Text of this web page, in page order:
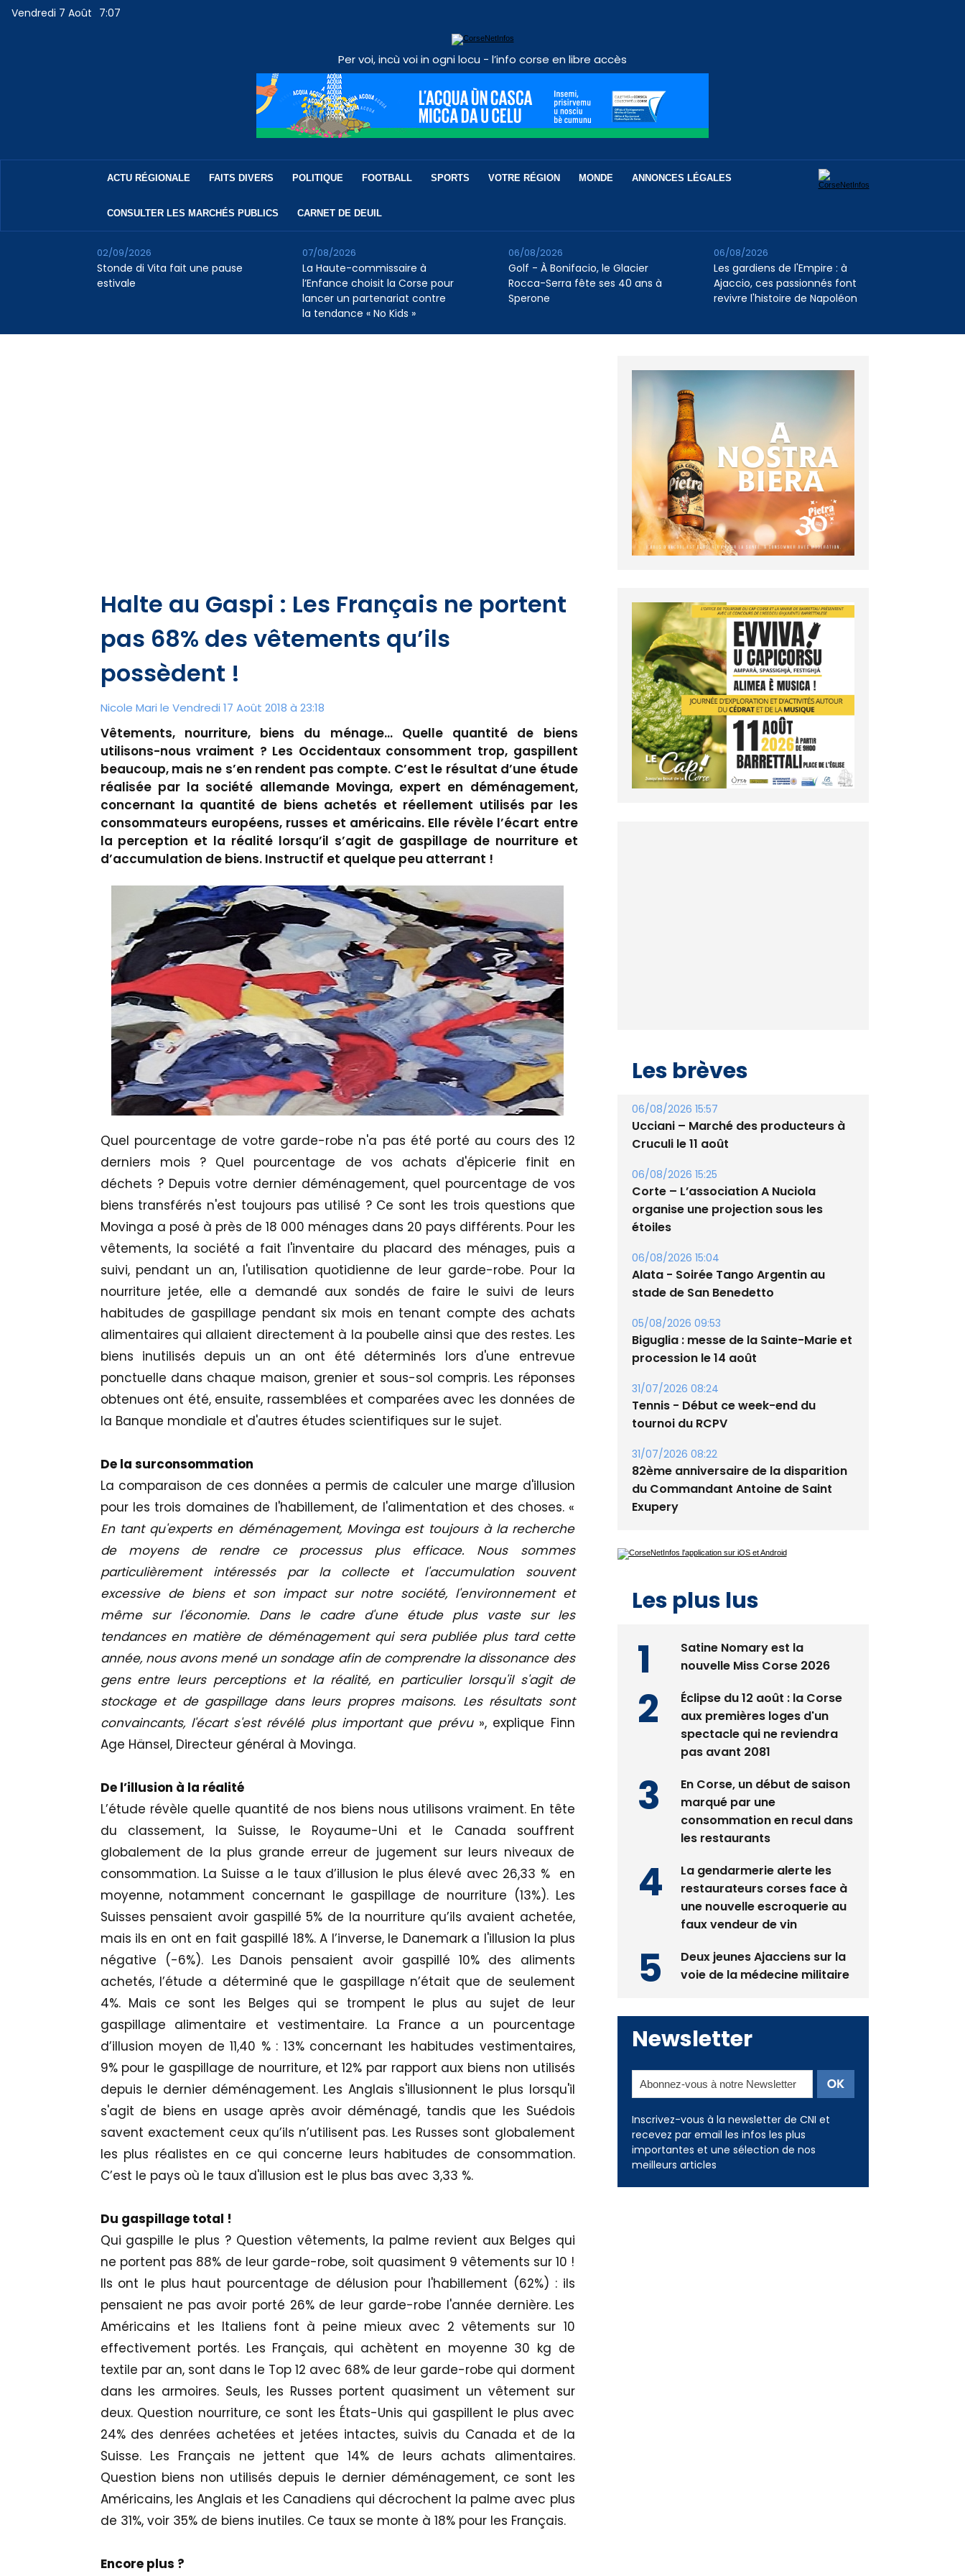
Vendredi 7 Août 7:07
Per voi, incù voi in ogni locu - l’info corse en libre accès
ACTU RÉGIONALE FAITS DIVERS POLITIQUE FOOTBALL SPORTS VOTRE RÉGION MONDE ANNONCES LÉGALES
CONSULTER LES MARCHÉS PUBLICS CARNET DE DEUIL
Stonde di Vita fait une pause
estivale
02/09/2026
La Haute-commissaire à
l’Enfance choisit la Corse pour
lancer un partenariat contre
la tendance « No Kids »
07/08/2026
Golf - À Bonifacio, le Glacier
Rocca-Serra fête ses 40 ans à
Sperone
06/08/2026
Les gardiens de l'Empire : à
Ajaccio, ces passionnés font
revivre l'histoire de Napoléon
06/08/2026
Halte au Gaspi : Les Français ne portent
pas 68% des vêtements qu’ils
possèdent !
Nicole Mari le Vendredi 17 Août 2018 à 23:18
Vêtements, nourriture, biens du ménage… Quelle quantité de biens
utilisons-nous vraiment ? Les Occidentaux consomment trop, gaspillent
beaucoup, mais ne s’en rendent pas compte. C’est le résultat d’une étude
réalisée par la société allemande Movinga, expert en déménagement,
concernant la quantité de biens achetés et réellement utilisés par les
consommateurs européens, russes et américains. Elle révèle l’écart entre
la perception et la réalité lorsqu’il s’agit de gaspillage de nourriture et
d’accumulation de biens. Instructif et quelque peu atterrant !
Quel pourcentage de votre garde-robe n'a pas été porté au cours des 12
derniers mois ? Quel pourcentage de vos achats d'épicerie finit en
déchets ? Depuis votre dernier déménagement, quel pourcentage de vos
biens transférés n'est toujours pas utilisé ? Ce sont les trois questions que
Movinga a posé à près de 18 000 ménages dans 20 pays différents. Pour les
vêtements, la société a fait l'inventaire du placard des ménages, puis a
suivi, pendant un an, l'utilisation quotidienne de leur garde-robe. Pour la
nourriture jetée, elle a demandé aux sondés de faire le suivi de leurs
habitudes de gaspillage pendant six mois en tenant compte des achats
alimentaires qui allaient directement à la poubelle ainsi que des restes. Les
biens inutilisés depuis un an ont été déterminés lors d'une entrevue
ponctuelle dans chaque maison, grenier et sous-sol compris. Les réponses
obtenues ont été, ensuite, rassemblées et comparées avec les données de
la Banque mondiale et d'autres études scientifiques sur le sujet.
De la surconsommation
La comparaison de ces données a permis de calculer une marge d'illusion
pour les trois domaines de l'habillement, de l'alimentation et des choses. «
En tant qu'experts en déménagement, Movinga est toujours à la recherche
de moyens de rendre ce processus plus efficace. Nous sommes
particulièrement intéressés par la collecte et l'accumulation souvent
excessive de biens et son impact sur notre société, l'environnement et
même sur l'économie. Dans le cadre d'une étude plus vaste sur les
tendances en matière de déménagement qui sera publiée plus tard cette
année, nous avons mené un sondage afin de comprendre la dissonance des
gens entre leurs perceptions et la réalité, en particulier lorsqu'il s'agit de
stockage et de gaspillage dans leurs propres maisons. Les résultats sont
convaincants, l'écart s'est révélé plus important que prévu », explique Finn
Age Hänsel, Directeur général à Movinga.
De l’illusion à la réalité
L’étude révèle quelle quantité de nos biens nous utilisons vraiment. En tête
du classement, la Suisse, le Royaume-Uni et le Canada souffrent
globalement de la plus grande erreur de jugement sur leurs niveaux de
consommation. La Suisse a le taux d’illusion le plus élevé avec 26,33 % en
moyenne, notamment concernant le gaspillage de nourriture (13%). Les
Suisses pensaient avoir gaspillé 5% de la nourriture qu’ils avaient achetée,
mais ils en ont en fait gaspillé 18%. A l’inverse, le Danemark a l'illusion la plus
négative (-6%). Les Danois pensaient avoir gaspillé 10% des aliments
achetés, l’étude a déterminé que le gaspillage n’était que de seulement
4%. Mais ce sont les Belges qui se trompent le plus au sujet de leur
gaspillage alimentaire et vestimentaire. La France a un pourcentage
d’illusion moyen de 11,40 % : 13% concernant les habitudes vestimentaires,
9% pour le gaspillage de nourriture, et 12% par rapport aux biens non utilisés
depuis le dernier déménagement. Les Anglais s'illusionnent le plus lorsqu'il
s'agit de biens en usage après avoir déménagé, tandis que les Suédois
savent exactement ceux qu’ils n’utilisent pas. Les Russes sont globalement
les plus réalistes en ce qui concerne leurs habitudes de consommation.
C’est le pays où le taux d'illusion est le plus bas avec 3,33 %.
Du gaspillage total !
Qui gaspille le plus ? Question vêtements, la palme revient aux Belges qui
ne portent pas 88% de leur garde-robe, soit quasiment 9 vêtements sur 10 !
Ils ont le plus haut pourcentage de délusion pour l'habillement (62%) : ils
pensaient ne pas avoir porté 26% de leur garde-robe l'année dernière. Les
Américains et les Italiens font à peine mieux avec 2 vêtements sur 10
effectivement portés. Les Français, qui achètent en moyenne 30 kg de
textile par an, sont dans le Top 12 avec 68% de leur garde-robe qui dorment
dans les armoires. Seuls, les Russes portent quasiment un vêtement sur
deux. Question nourriture, ce sont les États-Unis qui gaspillent le plus avec
24% des denrées achetées et jetées intactes, suivis du Canada et de la
Suisse. Les Français ne jettent que 14% de leurs achats alimentaires.
Question biens non utilisés depuis le dernier déménagement, ce sont les
Américains, les Anglais et les Canadiens qui décrochent la palme avec plus
de 31%, voir 35% de biens inutiles. Ce taux se monte à 18% pour les Français.
Encore plus ?
Les brèves
06/08/2026 15:57
Ucciani – Marché des producteurs à
Cruculi le 11 août
06/08/2026 15:25
Corte – L’association A Nuciola
organise une projection sous les
étoiles
06/08/2026 15:04
Alata - Soirée Tango Argentin au
stade de San Benedetto
05/08/2026 09:53
Biguglia : messe de la Sainte-Marie et
procession le 14 août
31/07/2026 08:24
Tennis - Début ce week-end du
tournoi du RCPV
31/07/2026 08:22
82ème anniversaire de la disparition
du Commandant Antoine de Saint
Exupery
Les plus lus
Satine Nomary est la
nouvelle Miss Corse 2026
Éclipse du 12 août : la Corse
aux premières loges d'un
spectacle qui ne reviendra
pas avant 2081
En Corse, un début de saison
marqué par une
consommation en recul dans
les restaurants
La gendarmerie alerte les
restaurateurs corses face à
une nouvelle escroquerie au
faux vendeur de vin
Deux jeunes Ajacciens sur la
voie de la médecine militaire
Newsletter
Inscrivez-vous à la newsletter de CNI et
recevez par email les infos les plus
importantes et une sélection de nos
meilleurs articles